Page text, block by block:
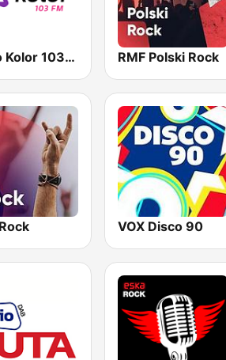
Radio Kolor 103 FM RMF Polski Rock
VOX Disco 90